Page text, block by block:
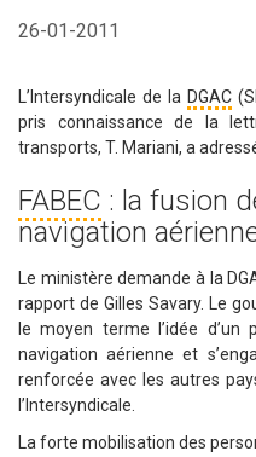
26-01-2011
L’Intersyndicale de la DGAC
pris connaissance de la
transports, T. Mariani, a
FABEC : la fusion
navigation
Le ministère demande à la
rapport de Gilles Savary. Le
le moyen terme l’idée d’un
navigation aérienne et
renforcée avec les autres
l’Intersyndicale.
La forte mobilisation des